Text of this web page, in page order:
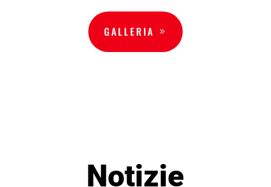
GALLERIA
Notizie